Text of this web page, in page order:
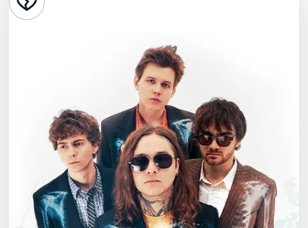
Стендап
Экскурсии
События
Города